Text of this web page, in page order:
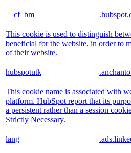
__cf_bm
This cookie is used to distinguish
beneficial for the website, in order to
of their website.
hubspotutk
This cookie name is associated with
platform. HubSpot report that its
a persistent rather than a session
Strictly Necessary.
lang